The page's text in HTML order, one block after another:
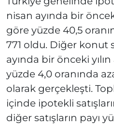
nisan ayında bir
göre yüzde 40,5
771 oldu. Diğer konut
ayında bir önceki
yüzde 4,0 oranında
olarak gerçekleşti.
içinde ipotekli
diğer satışların payı